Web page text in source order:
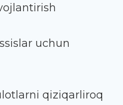
uchun
qiziqarliroq